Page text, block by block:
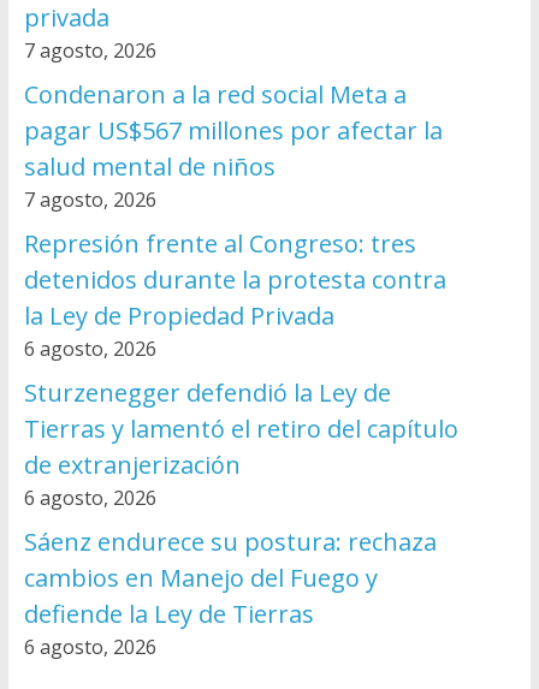
privada
7 agosto, 2026
Condenaron a la red social Meta a
pagar US$567 millones por afectar la
salud mental de niños
7 agosto, 2026
Represión frente al Congreso: tres
detenidos durante la protesta contra
la Ley de Propiedad Privada
6 agosto, 2026
Sturzenegger defendió la Ley de
Tierras y lamentó el retiro del capítulo
de extranjerización
6 agosto, 2026
Sáenz endurece su postura: rechaza
cambios en Manejo del Fuego y
defiende la Ley de Tierras
6 agosto, 2026